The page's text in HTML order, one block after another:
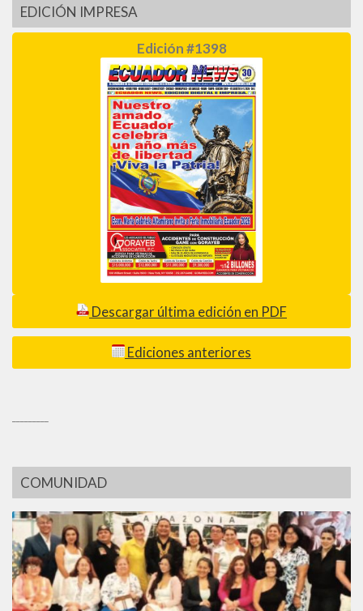
EDICIÓN IMPRESA
Edición #1398
Descargar última edición en PDF
Ediciones anteriores
COMUNIDAD